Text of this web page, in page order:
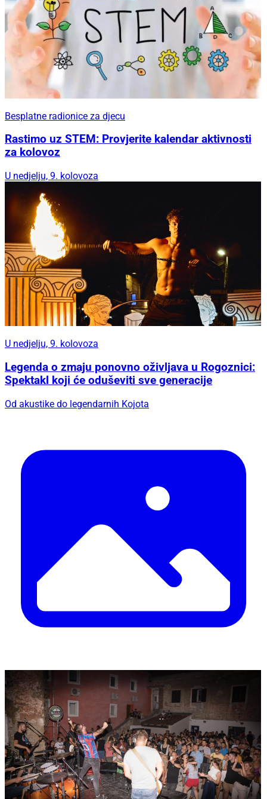
Besplatne radionice za djecu
Rastimo uz STEM: Provjerite kalendar aktivnosti
za kolovoz
U nedjelju, 9. kolovoza
U nedjelju, 9. kolovoza
Legenda o zmaju ponovno oživljava u Rogoznici:
Spektakl koji će oduševiti sve generacije
Od akustike do legendarnih Kojota